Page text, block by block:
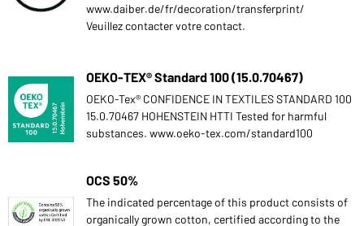
www.daiber.de/fr/decoration/transferprint/
Veuillez contacter votre contact.
OEKO-TEX® Standard 100 (15.0.70467)
OEKO-Tex® CONFIDENCE IN TEXTILES STANDARD 100
15.0.70467 HOHENSTEIN HTTI Tested for harmful
substances. www.oeko-tex.com/standard100
OCS 50%
The indicated percentage of this product consists of
organically grown cotton, certified according to the